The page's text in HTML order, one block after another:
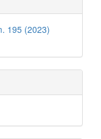
195 (2023)